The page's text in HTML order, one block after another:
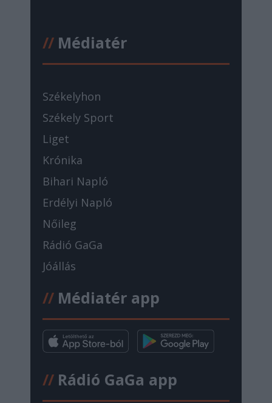
//Médiatér
Székelyhon
Székely Sport
Liget
Krónika
Bihari Napló
Erdélyi Napló
Nőileg
Rádió GaGa
Jóállás
//Médiatér app
//Rádió GaGa app